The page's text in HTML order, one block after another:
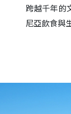
跨越千年的
尼亞飲食與